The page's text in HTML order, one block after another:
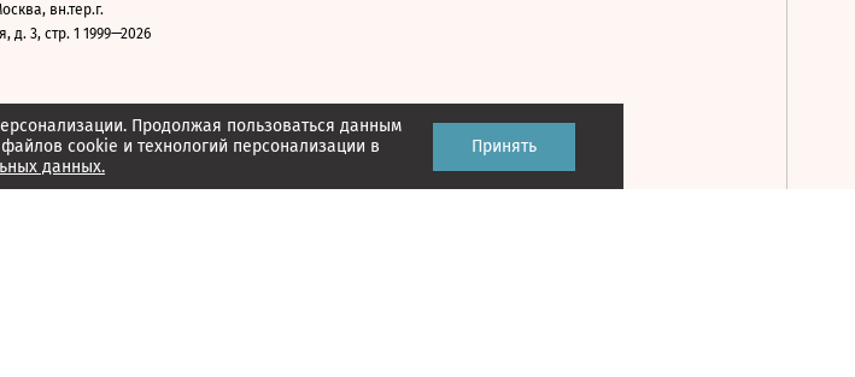
Продолжая пользоваться данным
cookie и технологий персонализации в
данных.
Принять
вн.тер.г.
3, стр. 1 1999—2026